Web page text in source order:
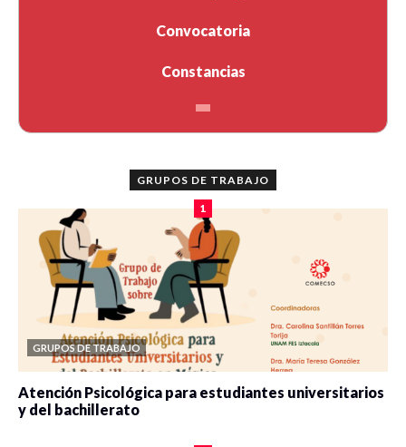
Convocatoria
Constancias
GRUPOS DE TRABAJO
1
GRUPOS DE TRABAJO
Atención Psicológica para estudiantes universitarios
y del bachillerato